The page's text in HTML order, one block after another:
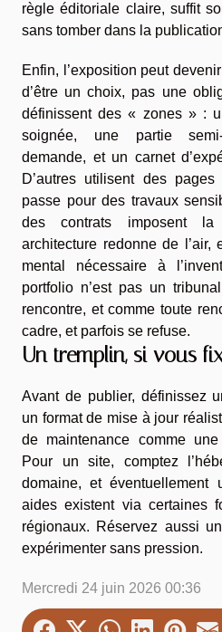
règle éditoriale claire, suffit
sans tomber dans la
Enfin, l’exposition peut
d’être un choix, pas une
définissent des « zones » :
soignée, une partie
demande, et un carnet
D’autres utilisent des
passe pour des travaux
des contrats imposent la
architecture redonne de l’air,
mental nécessaire à
portfolio n’est pas un
rencontre, et comme toute
cadre, et parfois se refuse.
Un tremplin, si vous
Avant de publier, définissez
un format de mise à jour
de maintenance comme
Pour un site, comptez
domaine, et éventuellement
aides existent via certaines
régionaux. Réservez aussi
expérimenter sans pression.
Mercredi 24 juin 2026 00:36